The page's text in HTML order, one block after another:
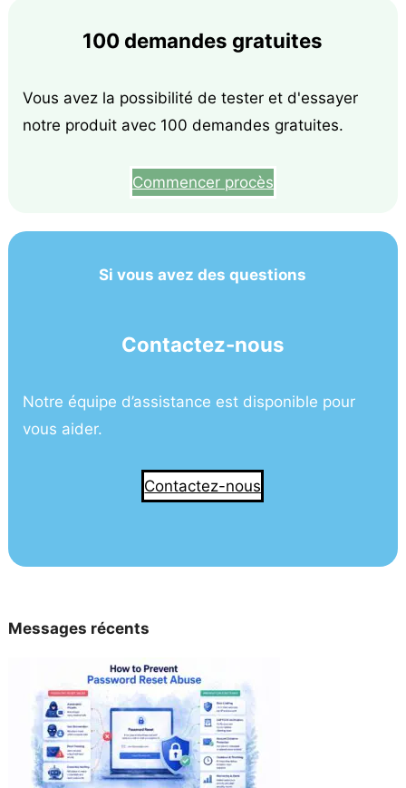
100 demandes gratuites
Vous avez la possibilité de tester et d'essayer
notre produit avec 100 demandes gratuites.
Commencer procès
Si vous avez des questions
Contactez-nous
Notre équipe d’assistance est disponible pour
vous aider.
Contactez-nous
Messages récents